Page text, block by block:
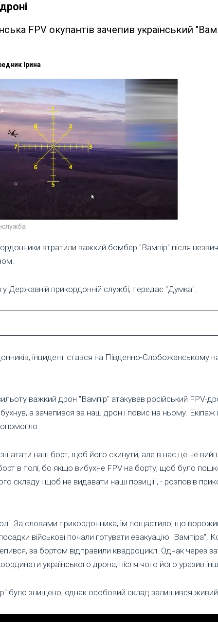
FPV окупантів зачепив український
Ірина
втратили важкий бомбер "Вампір" після
Державній прикордонній службі, передає "Думка".
інцидент стався на Південно-Слобожанському
важкий дрон "Вампір" атакував російський FPV-
а зачепився за наш дрон і повис на ньому. Екіпаж
наш борт, щоб його скинути, але в нас це не
в полі, бо якщо вибухне FPV на борту, щоб було
складу і щоб не видавати наші позиції", - розповів
За словами прикордонника, їм пощастило, що
військові почали готувати евакуацію "Вампіра".
за бортом відправили квадроцикл. Однак через
українського дрона, після чого його уразив
було знищено, однак особовий склад залишився